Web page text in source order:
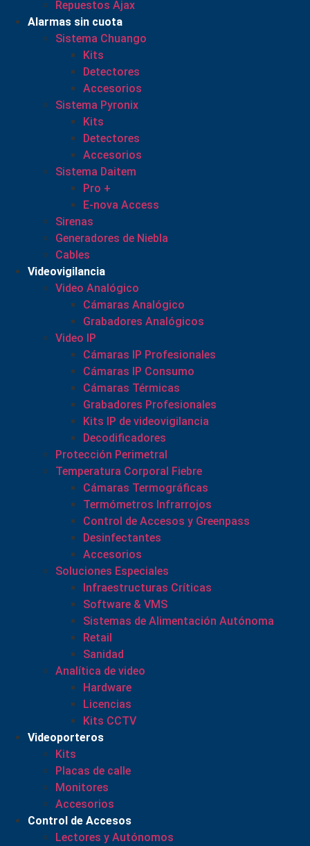
Repuestos Ajax
Alarmas sin cuota
Sistema Chuango
Kits
Detectores
Accesorios
Sistema Pyronix
Kits
Detectores
Accesorios
Sistema Daitem
Pro +
E-nova Access
Sirenas
Generadores de Niebla
Cables
Videovigilancia
Video Analógico
Cámaras Analógico
Grabadores Analógicos
Video IP
Cámaras IP Profesionales
Cámaras IP Consumo
Cámaras Térmicas
Grabadores Profesionales
Kits IP de videovigilancia
Decodificadores
Protección Perimetral
Temperatura Corporal Fiebre
Cámaras Termográficas
Termómetros Infrarrojos
Control de Accesos y Greenpass
Desinfectantes
Accesorios
Soluciones Especiales
Infraestructuras Críticas
Software & VMS
Sistemas de Alimentación Autónoma
Retail
Sanidad
Analítica de video
Hardware
Licencias
Kits CCTV
Videoporteros
Kits
Placas de calle
Monitores
Accesorios
Control de Accesos
Lectores y Autónomos